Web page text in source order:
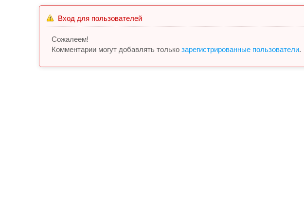
Вход для пользователей
Сожалеем!
Комментарии могут добавлять только зарегистрированные пользователи.